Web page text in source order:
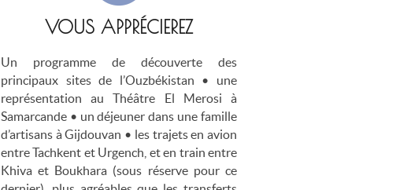
VOUS APPRÉCIEREZ
Un programme de découverte des
principaux sites de l’Ouzbékistan • une
représentation au Théâtre El Merosi à
Samarcande • un déjeuner dans une famille
d’artisans à Gijdouvan • les trajets en avion
entre Tachkent et Urgench, et en train entre
Khiva et Boukhara (sous réserve pour ce